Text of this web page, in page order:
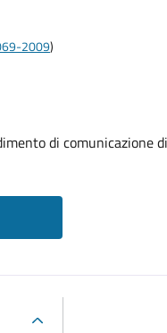
2009)
di comunicazione